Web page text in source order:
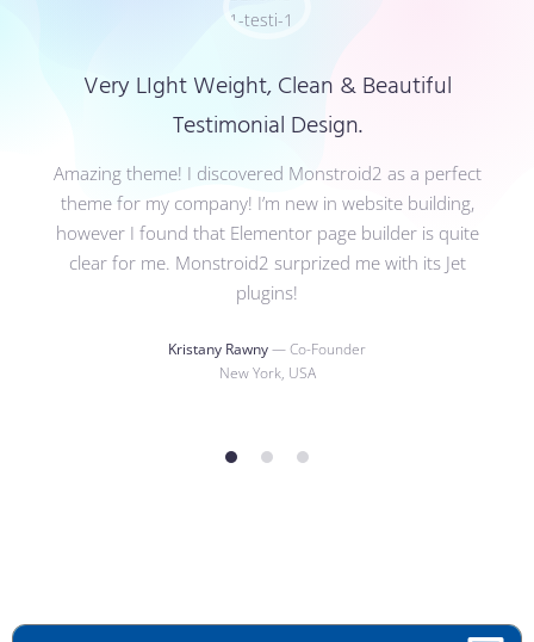
Very LIght Weight, Clean & Beautiful
Testimonial Design.
Amazing theme! I discovered Monstroid2 as a perfect
theme for my company! I’m new in website building,
however I found that Elementor page builder is quite
clear for me. Monstroid2 surprized me with its Jet
plugins!
Kristany Rawny— Co-Founder
New York, USA